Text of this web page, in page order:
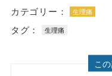
カテゴリー： 生理痛
タグ： 生理痛
こ